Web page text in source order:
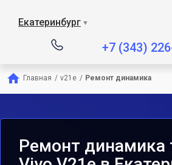
Екатеринбург ▼
+7 (343)
Главная / v21e / Ремонт динамика
Ремонт динамика